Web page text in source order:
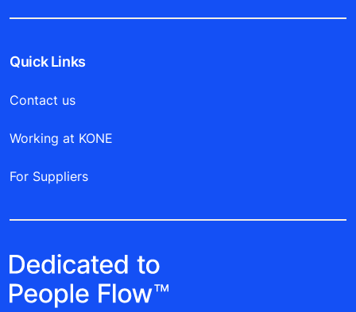
Quick Links
Contact us
Working at KONE
For Suppliers